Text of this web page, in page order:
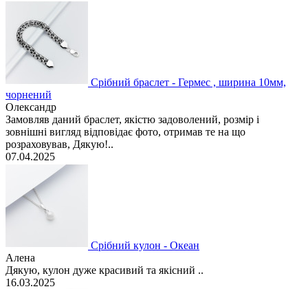
Срібний браслет - Гермес , ширина 10мм,
чорнений
Олександр
Замовляв даний браслет, якістю задоволений, розмір і
зовнішні вигляд відповідає фото, отримав те на що
розраховував, Дякую!..
07.04.2025
Срібний кулон - Океан
Алена
Дякую, кулон дуже красивий та якісний ..
16.03.2025